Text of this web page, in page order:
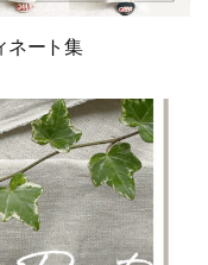
ネート集